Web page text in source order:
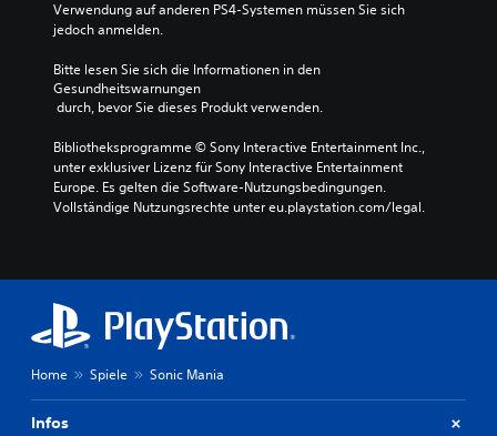
Verwendung auf anderen PS4-Systemen müssen Sie sich
jedoch anmelden.
Bitte lesen Sie sich die Informationen in den
Gesundheitswarnungen
durch, bevor Sie dieses Produkt verwenden.
Bibliotheksprogramme © Sony Interactive Entertainment Inc.,
unter exklusiver Lizenz für Sony Interactive Entertainment
Europe. Es gelten die Software-Nutzungsbedingungen.
Vollständige Nutzungsrechte unter eu.playstation.com/legal.
Home Spiele Sonic Mania
Infos